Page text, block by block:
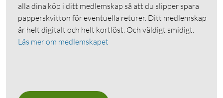
alla dina köp i ditt medlemskap så att du slipper spara
papperskvitton för eventuella returer. Ditt medlemskap
är helt digitalt och helt kortlöst. Och väldigt smidigt.
Läs mer om medlemskapet